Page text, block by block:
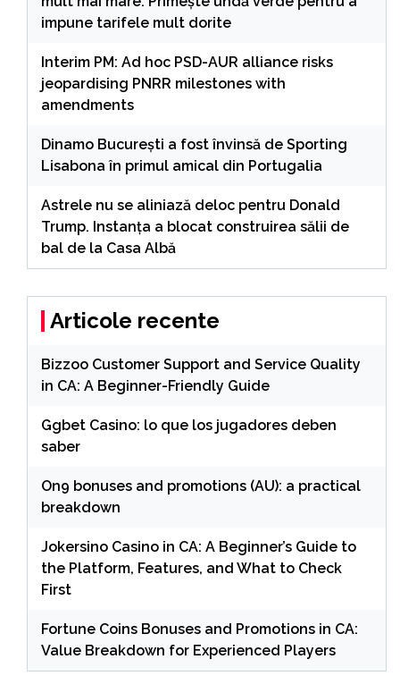
impune tarifele mult dorite
Interim PM: Ad hoc PSD-AUR alliance risks
jeopardising PNRR milestones with
amendments
Dinamo București a fost învinsă de Sporting
Lisabona în primul amical din Portugalia
Astrele nu se aliniază deloc pentru Donald
Trump. Instanța a blocat construirea sălii de
bal de la Casa Albă
Articole recente
Bizzoo Customer Support and Service Quality
in CA: A Beginner-Friendly Guide
Ggbet Casino: lo que los jugadores deben
saber
On9 bonuses and promotions (AU): a practical
breakdown
Jokersino Casino in CA: A Beginner’s Guide to
the Platform, Features, and What to Check
First
Fortune Coins Bonuses and Promotions in CA:
Value Breakdown for Experienced Players